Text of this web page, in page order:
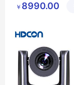
会议摄像机
￥ 8990.00